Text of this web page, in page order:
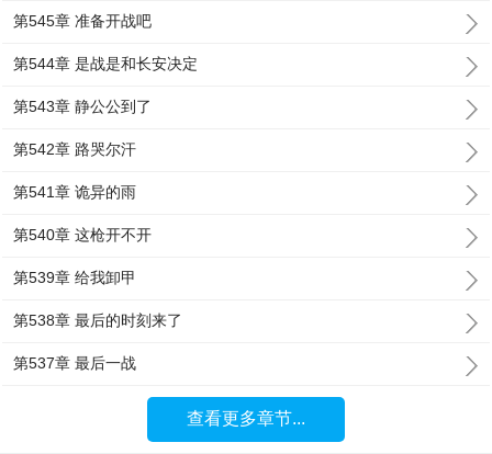
第545章 准备开战吧
第544章 是战是和长安决定
第543章 静公公到了
第542章 路哭尔汗
第541章 诡异的雨
第540章 这枪开不开
第539章 给我卸甲
第538章 最后的时刻来了
第537章 最后一战
查看更多章节...